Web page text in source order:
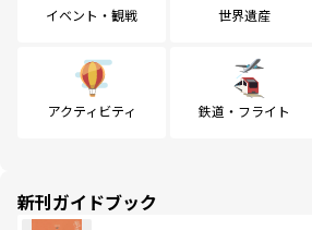
イベント・観戦 世界遺産
アクティビティ 鉄道・フライト
新刊ガイドブック